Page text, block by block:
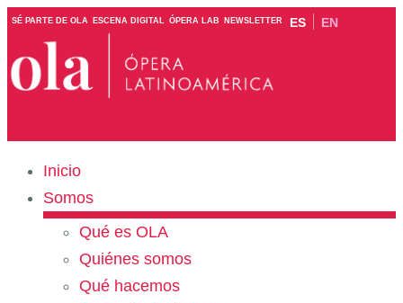
SÉ PARTE DE OLA ESCENA DIGITAL ÓPERA LAB NEWSLETTER ES EN
Inicio
Somos
Qué es OLA
Quiénes somos
Qué hacemos